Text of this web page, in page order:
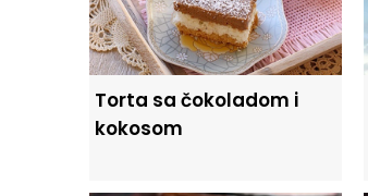
Torta sa čokoladom i
kokosom